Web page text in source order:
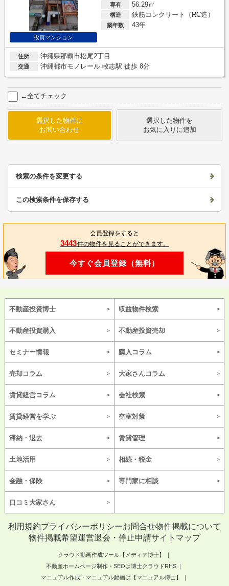
投資マンション
専有 56.29㎡
構造 鉄筋コンクリート（RC造）
築年数 43年
住所 沖縄県那覇市松尾2丁目
交通 沖縄都市モノレール 牧志駅 徒歩 8分
←全てチェック
選択した物件に
お問い合わせ
選択した物件を
お気に入りに追加
検索の条件を変更する
この検索条件を保存する
会員登録をすると
3443件の物件を見ることができます。
今すぐ会員登録（無料）
不動産投資博士 収益物件検索
不動産投資購入 不動産投資売却
セミナー情報 購入コラム
売却コラム 大家さんコラム
賃貸経営コラム 会社検索
賃貸経営を学ぶ 空室対策
滞納・退去 賃貸管理
土地活用 相続・税金
金融・保険 専門家に相談
口コミ大家さん
利用規約プライバシーポリシーお問合せ物件掲載について
物件掲載希望運営退会・停止申請サイトマップ
クラウド動画作成ツール【メディア博士】
不動産ホームページ制作・SEOは博士クラウドRHS
マニュアル作成・マニュアル動画は【マニュアル博士】